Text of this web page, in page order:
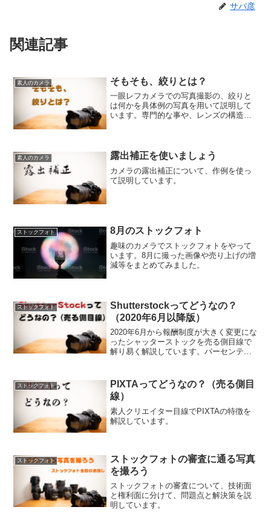
サバ彦
関連記事
素人のカメラ そもそも、絞りとは？
一眼レフカメラでの写真撮影の、絞りと
は何かを具体例の写真を用いて説明して
います。専門的な事や、レンズの構造の
素人のカメラ 露出補正を使いましょう
カメラの露出補正について、作例を使っ
て説明しています。
ストックフォト 8月のストックフォト
趣味のカメラでストックフォトをやって
います。8月に撮った画像や売り上げの増
減等をまとめてみました。
ストックフォト
Shutterstockってどうなの？
（2020年6月以降版）
2020年6月から報酬制度が大きく変更にな
ったシャッターストックを売る側目線で
解り易く解説しています。パーセンテー
す。
ストックフォト
PIXTAってどうなの？（売る側目
線）
素人クリエイター目線でPIXTAの特徴を
解説しています。
ストックフォト
ストックフォトの審査に通る写真
を撮ろう
ストックフォトの審査について、技術面
と権利面に分けて、問題点と解決策を説
明しています。